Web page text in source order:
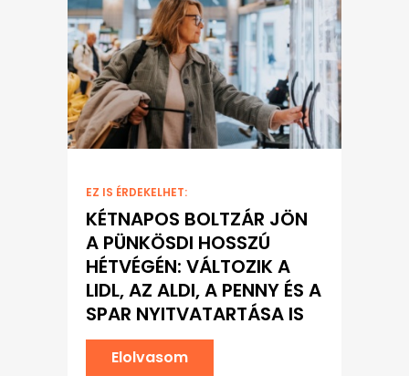
EZ IS ÉRDEKELHET:
KÉTNAPOS BOLTZÁR JÖN
A PÜNKÖSDI HOSSZÚ
HÉTVÉGÉN: VÁLTOZIK A
LIDL, AZ ALDI, A PENNY ÉS A
SPAR NYITVATARTÁSA IS
Elolvasom